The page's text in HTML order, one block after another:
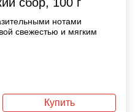
сбор, 100 г
нотами
свежестью и мягким
Купить